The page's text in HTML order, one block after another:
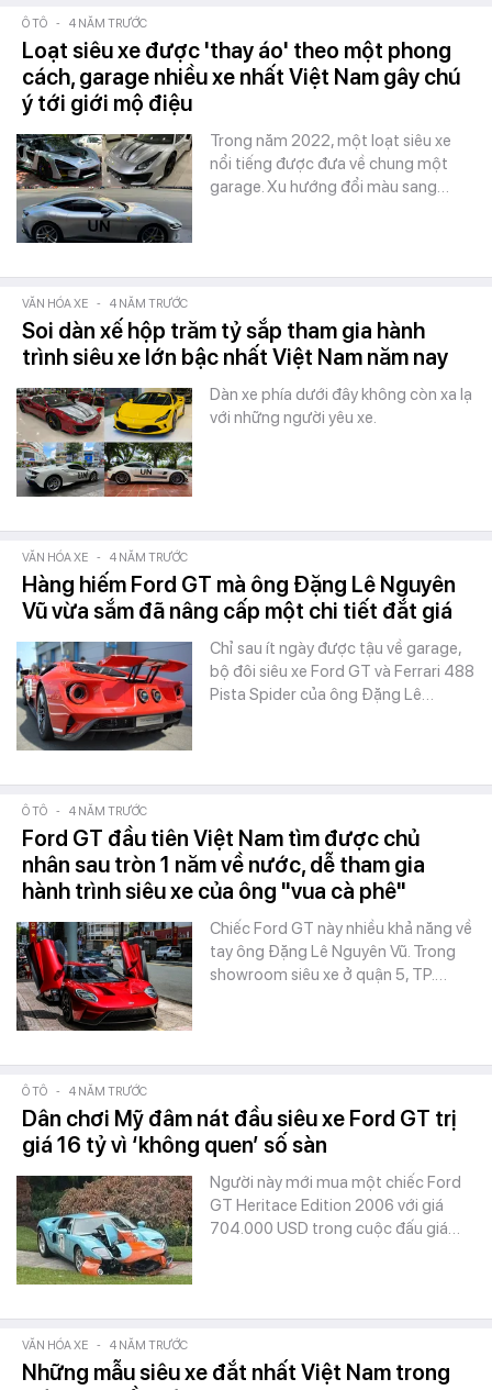
Ô TÔ - 4 NĂM TRƯỚC
Loạt siêu xe được 'thay áo' theo một phong
cách, garage nhiều xe nhất Việt Nam gây chú
ý tới giới mộ điệu
Trong năm 2022, một loạt siêu xe
nổi tiếng được đưa về chung một
garage. Xu hướng đổi màu sang…
VĂN HÓA XE - 4 NĂM TRƯỚC
Soi dàn xế hộp trăm tỷ sắp tham gia hành
trình siêu xe lớn bậc nhất Việt Nam năm nay
Dàn xe phía dưới đây không còn xa lạ
với những người yêu xe.
VĂN HÓA XE - 4 NĂM TRƯỚC
Hàng hiếm Ford GT mà ông Đặng Lê Nguyên
Vũ vừa sắm đã nâng cấp một chi tiết đắt giá
Chỉ sau ít ngày được tậu về garage,
bộ đôi siêu xe Ford GT và Ferrari 488
Pista Spider của ông Đặng Lê…
Ô TÔ - 4 NĂM TRƯỚC
Ford GT đầu tiên Việt Nam tìm được chủ
nhân sau tròn 1 năm về nước, dễ tham gia
hành trình siêu xe của ông "vua cà phê"
Chiếc Ford GT này nhiều khả năng về
tay ông Đặng Lê Nguyên Vũ. Trong
showroom siêu xe ở quận 5, TP.…
Ô TÔ - 4 NĂM TRƯỚC
Dân chơi Mỹ đâm nát đầu siêu xe Ford GT trị
giá 16 tỷ vì ‘không quen’ số sàn
Người này mới mua một chiếc Ford
GT Heritace Edition 2006 với giá
704.000 USD trong cuộc đấu giá…
VĂN HÓA XE - 4 NĂM TRƯỚC
Những mẫu siêu xe đắt nhất Việt Nam trong